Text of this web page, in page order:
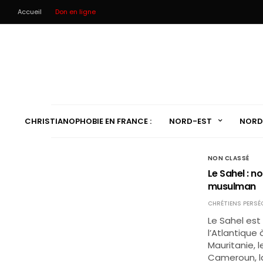
Accueil Don en ligne
CHRISTIANOPHOBIE EN FRANCE : NORD-EST
NON CLASSÉ
Le Sahel :
musulman
CHRÉTIENS
Le Sahel
l’Atlantique
Mauritanie,
Cameroun,